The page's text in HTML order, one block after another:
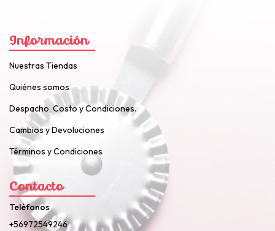
Información
Nuestras Tiendas
Quiénes somos
Despacho, Costo y Condiciones.
Cambios y Devoluciones
Términos y Condiciones
Contacto
Teléfonos
+56972549246